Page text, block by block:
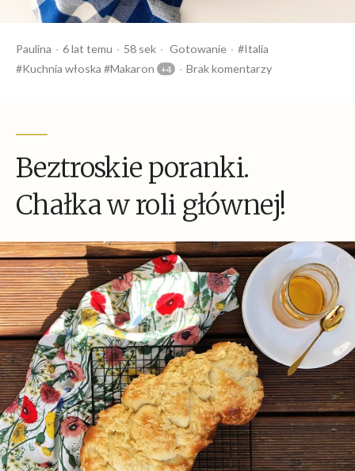
Opublikowany
przez
Paulina 6 lat temu
Czas
czytania
58 sek
Opublikowany
w
Gotowanie Tagi:
Italia
Kuchnia włoska
Makaron Brak komentarzy
Beztroskie poranki.
Chałka w roli głównej!